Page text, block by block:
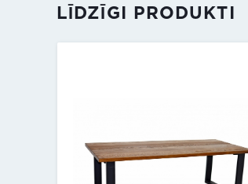
LĪDZĪGI PRODUKTI